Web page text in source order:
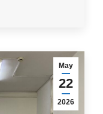
мен
берді. 3204
соғысының
Мау
22
2026